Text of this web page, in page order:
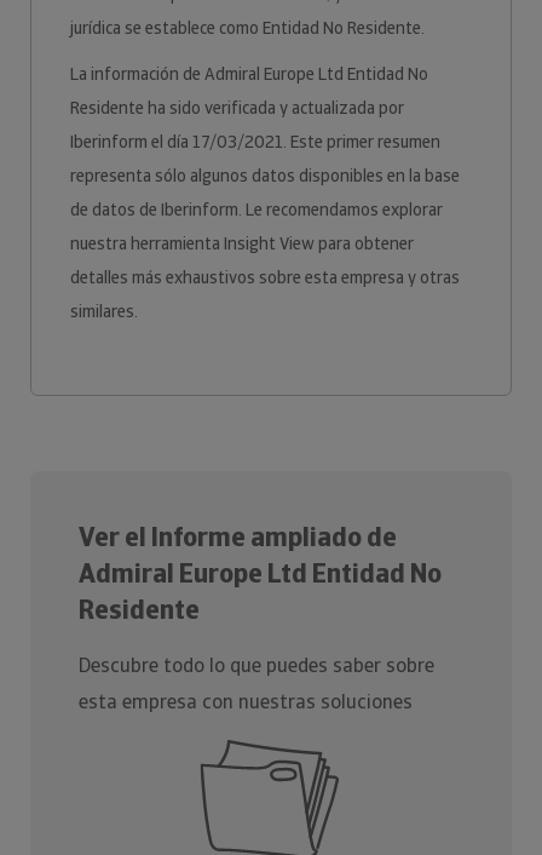
jurídica se establece como Entidad No Residente.
La información de Admiral Europe Ltd Entidad No
Residente ha sido verificada y actualizada por
Iberinform el día 17/03/2021. Este primer resumen
representa sólo algunos datos disponibles en la base
de datos de Iberinform. Le recomendamos explorar
nuestra herramienta Insight View para obtener
detalles más exhaustivos sobre esta empresa y otras
similares.
Ver el Informe ampliado de
Admiral Europe Ltd Entidad No
Residente
Descubre todo lo que puedes saber sobre
esta empresa con nuestras soluciones